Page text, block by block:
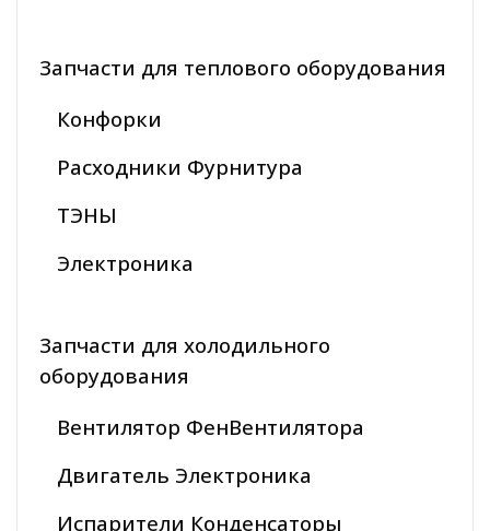
Запчасти для теплового оборудования
Конфорки
Расходники Фурнитура
ТЭНЫ
Электроника
Запчасти для холодильного
оборудования
Вентилятор ФенВентилятора
Двигатель Электроника
Испарители Конденсаторы